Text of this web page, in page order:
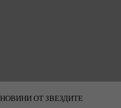
ОТ ЗВЕЗДИТЕ